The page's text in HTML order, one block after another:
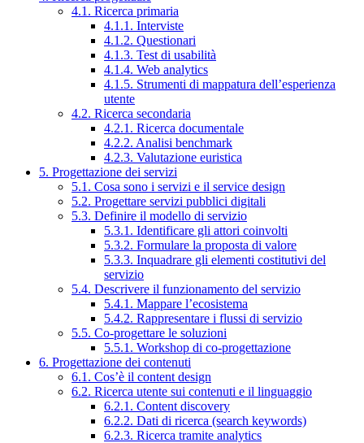
4.1. Ricerca primaria
4.1.1. Interviste
4.1.2. Questionari
4.1.3. Test di usabilità
4.1.4. Web analytics
4.1.5. Strumenti di mappatura dell’esperienza
utente
4.2. Ricerca secondaria
4.2.1. Ricerca documentale
4.2.2. Analisi benchmark
4.2.3. Valutazione euristica
5. Progettazione dei servizi
5.1. Cosa sono i servizi e il service design
5.2. Progettare servizi pubblici digitali
5.3. Definire il modello di servizio
5.3.1. Identificare gli attori coinvolti
5.3.2. Formulare la proposta di valore
5.3.3. Inquadrare gli elementi costitutivi del
servizio
5.4. Descrivere il funzionamento del servizio
5.4.1. Mappare l’ecosistema
5.4.2. Rappresentare i flussi di servizio
5.5. Co-progettare le soluzioni
5.5.1. Workshop di co-progettazione
6. Progettazione dei contenuti
6.1. Cos’è il content design
6.2. Ricerca utente sui contenuti e il linguaggio
6.2.1. Content discovery
6.2.2. Dati di ricerca (search keywords)
6.2.3. Ricerca tramite analytics